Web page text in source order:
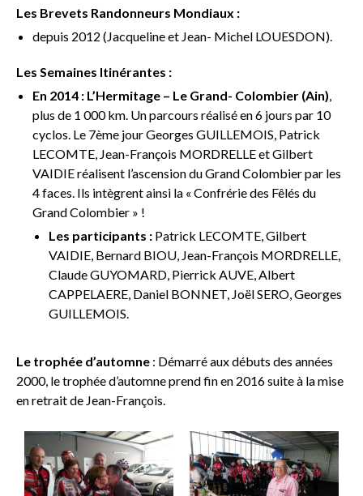
Les Brevets Randonneurs Mondiaux :
depuis 2012 (Jacqueline et Jean- Michel LOUESDON).
Les Semaines Itinérantes :
En 2014 : L’Hermitage – Le Grand- Colombier (Ain),
plus de 1 000 km. Un parcours réalisé en 6 jours par 10
cyclos. Le 7ème jour Georges GUILLEMOIS, Patrick
LECOMTE, Jean-François MORDRELLE et Gilbert
VAIDIE réalisent l’ascension du Grand Colombier par les
4 faces. Ils intègrent ainsi la « Confrérie des Fêlés du
Grand Colombier » !
Les participants : Patrick LECOMTE, Gilbert
VAIDIE, Bernard BIOU, Jean-François MORDRELLE,
Claude GUYOMARD, Pierrick AUVE, Albert
CAPPELAERE, Daniel BONNET, Joël SERO, Georges
GUILLEMOIS.
Le trophée d’automne : Démarré aux débuts des années
2000, le trophée d’automne prend fin en 2016 suite à la mise
en retrait de Jean-François.